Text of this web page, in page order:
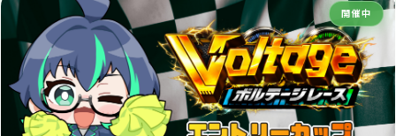
開催中